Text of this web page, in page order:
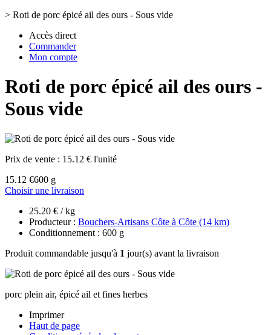
> Roti de porc épicé ail des ours - Sous vide
Accès direct
Commander
Mon compte
Roti de porc épicé ail des ours -
Sous vide
Prix de vente : 15.12 € l'unité
15.12 €600 g
Choisir une livraison
25.20 € / kg
Producteur : Bouchers-Artisans Côte à Côte (14 km)
Conditionnement : 600 g
Produit commandable jusqu'à 1 jour(s) avant la livraison
porc plein air, épicé ail et fines herbes
Imprimer
Haut de page